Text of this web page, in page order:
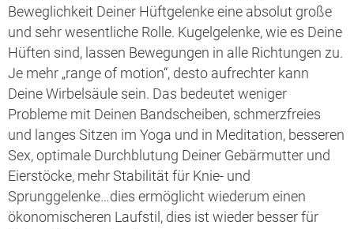
Beweglichkeit Deiner Hüftgelenke eine absolut große
und sehr wesentliche Rolle. Kugelgelenke, wie es Deine
Hüften sind, lassen Bewegungen in alle Richtungen zu.
Je mehr „range of motion“, desto aufrechter kann
Deine Wirbelsäule sein. Das bedeutet weniger
Probleme mit Deinen Bandscheiben, schmerzfreies
und langes Sitzen im Yoga und in Meditation, besseren
Sex, optimale Durchblutung Deiner Gebärmutter und
Eierstöcke, mehr Stabilität für Knie- und
Sprunggelenke…dies ermöglicht wiederum einen
ökonomischeren Laufstil, dies ist wieder besser für